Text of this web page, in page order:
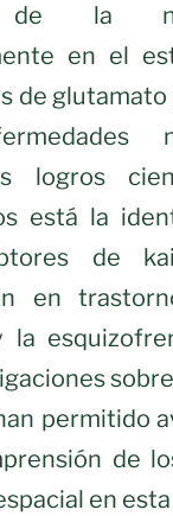
de la
en el
de glutamato
logros
está la
de
en
la
permitido
de
en